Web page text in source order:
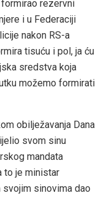
rezervni
i u Federaciji
nakon RS-a
tisuću i pol, ja ću
sredstva koja
možemo formirati
obilježavanja Dana
svom sinu
mandata
to je ministar
svojim sinovima dao